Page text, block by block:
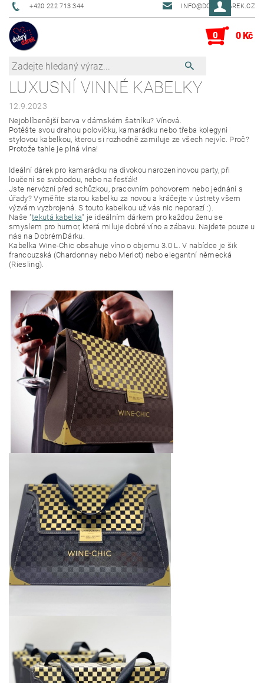
+420 222 713 344 INFO@DOBRYDAREK.CZ
0 0 Kč
LUXUSNÍ VINNÉ KABELKY
12.9.2023
Nejoblíbenější barva v dámském šatníku? Vínová.
Potěšte svou drahou polovičku, kamarádku nebo třeba kolegyni
stylovou kabelkou, kterou si rozhodně zamiluje ze všech nejvíc. Proč?
Protože tahle je plná vína!
Ideální dárek pro kamarádku na divokou narozeninovou party, při
loučení se svobodou, nebo na fesťák!
Jste nervózní před schůzkou, pracovním pohovorem nebo jednání s
úřady? Vyměňte starou kabelku za novou a kráčejte v ústrety všem
výzvám vyzbrojená. S touto kabelkou už vás nic neporazí :).
Naše "tekutá kabelka" je ideálním dárkem pro každou ženu se
smyslem pro humor, která miluje dobré víno a zábavu. Najdete pouze u
nás na DobrémDárku.
Kabelka Wine-Chic obsahuje víno o objemu 3.0 L. V nabídce je šik
francouzská (Chardonnay nebo Merlot) nebo elegantní německá
(Riesling).